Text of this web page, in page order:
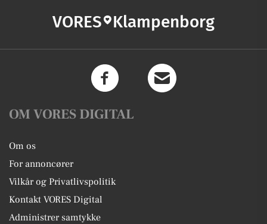
VORES Klampenborg
OM VORES DIGITAL
Om os
For annoncører
Vilkår og Privatlivspolitik
Kontakt VORES Digital
Administrer samtykke